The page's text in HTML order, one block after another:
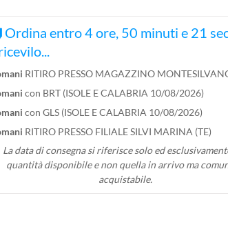
Ordina entro4ore, 50 minuti e 19
RITIRO PRESSO MAGAZZINO
con BRT (ISOLE E CALABRIA 10/08/2026)
con GLS (ISOLE E CALABRIA 10/08/2026)
RITIRO PRESSO FILIALE SILVI MARINA (TE)
La data di consegna si riferisce solo ed
quantità disponibile e non quella in arrivo ma
acquistabile.